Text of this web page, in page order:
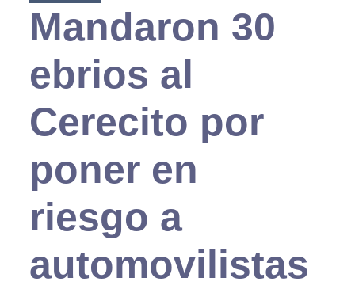
Mandaron 30
ebrios al
Cerecito por
poner en
riesgo a
automovilistas